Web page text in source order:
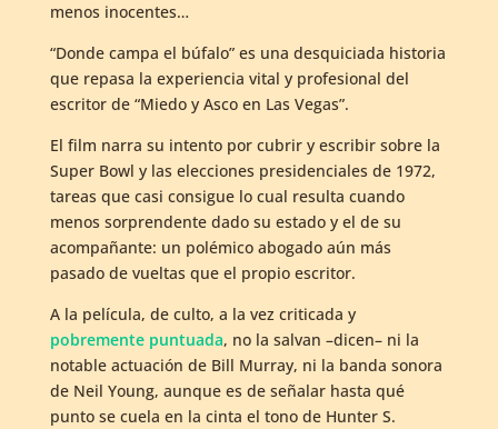
menos inocentes…
“Donde campa el búfalo” es una desquiciada historia
que repasa la experiencia vital y profesional del
escritor de “Miedo y Asco en Las Vegas”.
El film narra su intento por cubrir y escribir sobre la
Super Bowl y las elecciones presidenciales de 1972,
tareas que casi consigue lo cual resulta cuando
menos sorprendente dado su estado y el de su
acompañante: un polémico abogado aún más
pasado de vueltas que el propio escritor.
A la película, de culto, a la vez criticada y
pobremente puntuada, no la salvan –dicen– ni la
notable actuación de Bill Murray, ni la banda sonora
de Neil Young, aunque es de señalar hasta qué
punto se cuela en la cinta el tono de Hunter S.